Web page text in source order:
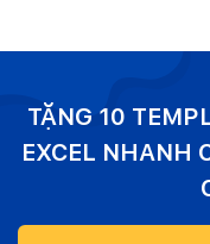
TẶNG 10
EXCEL NHANH